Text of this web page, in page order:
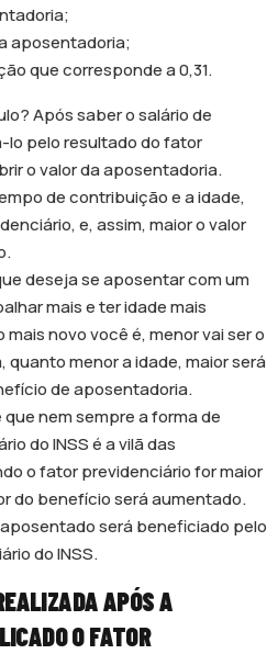
aposentadoria;
que corresponde a 0,31.
Após saber o salário de
pelo resultado do fator
o valor da aposentadoria.
de contribuição e a idade,
e, assim, maior o valor
deseja se aposentar com um
mais e ter idade mais
novo você é, menor vai ser o
menor a idade, maior será
de aposentadoria.
nem sempre a forma de
do INSS é a vilã das
o fator previdenciário for maior
do benefício será aumentado.
será beneficiado pelo
do INSS.
APÓS A
O FATOR